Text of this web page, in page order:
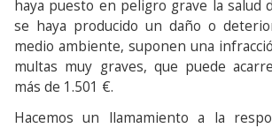
haya puesto en peligro grave la salud
se haya producido un daño o
medio ambiente, suponen una
multas muy graves, que puede
más de 1.501 €.
Hacemos un llamamiento a la